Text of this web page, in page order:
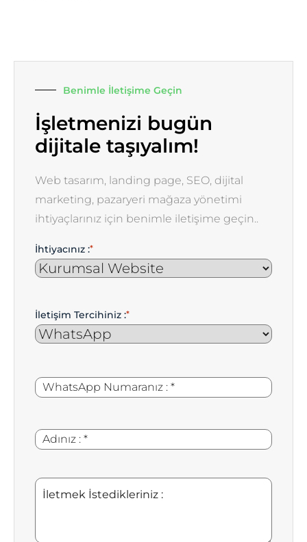
Benimle İletişime Geçin
İşletmenizi bugün
dijitale taşıyalım!
Web tasarım, landing page, SEO, dijital
marketing, pazaryeri mağaza yönetimi
ihtiyaçlarınız için benimle iletişime geçin..
İhtiyacınız :*
İletişim Tercihiniz :*
WhatsApp
Numaranız
*
Adınız
:
*
İletmek
İstedikleriniz